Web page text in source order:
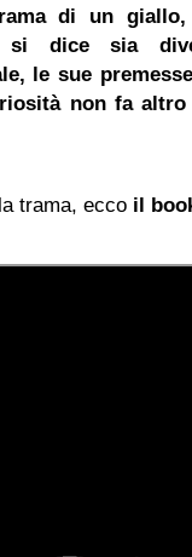
di un
si dice sia
le sue
non fa altro
trama, ecco il